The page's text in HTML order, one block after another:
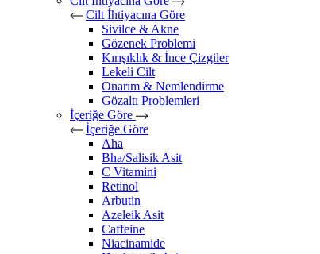
Cilt İhtiyacına Göre
Sivilce & Akne
Gözenek Problemi
Kırışıklık & İnce Çizgiler
Lekeli Cilt
Onarım & Nemlendirme
Gözaltı Problemleri
İçeriğe Göre
İçeriğe Göre
Aha
Bha/Salisik Asit
C Vitamini
Retinol
Arbutin
Azeleik Asit
Caffeine
Niacinamide